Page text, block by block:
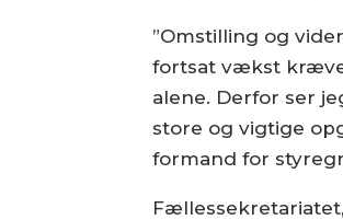
”Omstilling og
fortsat vækst
alene. Derfor ser
store og vigtige
formand for